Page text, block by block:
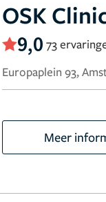
OSK
9,0 73
Europaplein 93,
Meer